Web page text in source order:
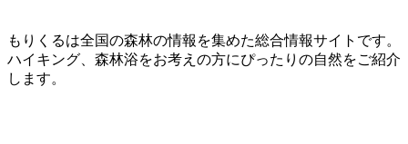
もりくるは全国の森林の情報を集めた総合情報サイトです。
ハイキング、森林浴をお考えの方にぴったりの自然をご紹介
します。